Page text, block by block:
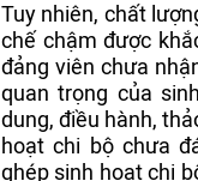
Tuy nhiên, chất
chế chậm được
đảng viên chưa
quan trọng của
dung, điều hành,
hoạt chi bộ chưa
ghép sinh hoạt chi